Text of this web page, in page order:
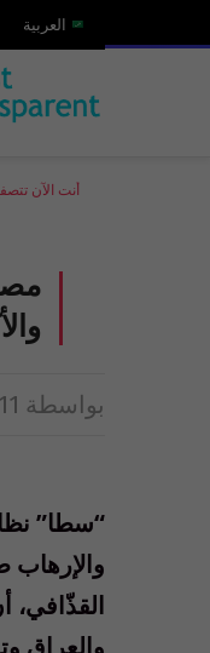
العربية
أنت الآن
بواسطة 11 ديسمبر 2011
“سطا”
القذّافي،
والعراق